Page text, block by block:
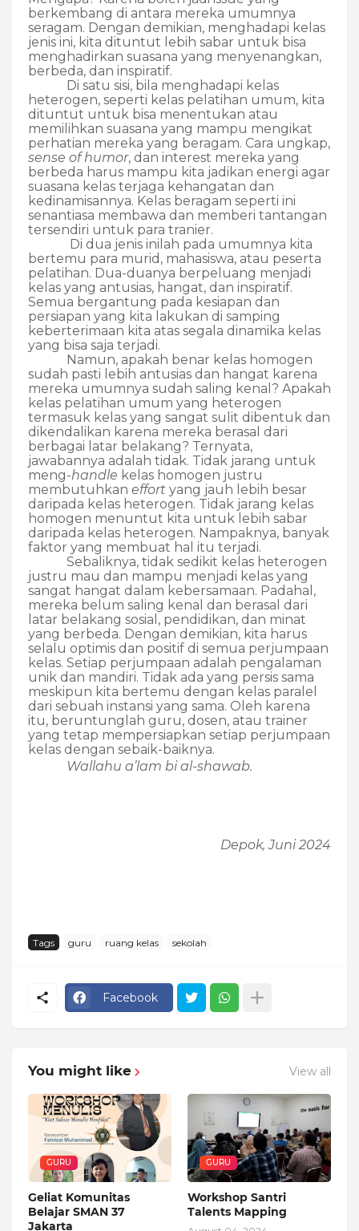
berkembang di antara mereka umumnya
seragam. Dengan demikian, menghadapi kelas
jenis ini, kita dituntut lebih sabar untuk bisa
menghadirkan suasana yang menyenangkan,
berbeda, dan inspiratif.
Di satu sisi, bila menghadapi kelas
heterogen, seperti kelas pelatihan umum, kita
dituntut untuk bisa menentukan atau
memilihkan suasana yang mampu mengikat
perhatian mereka yang beragam. Cara ungkap,
sense of humor, dan interest mereka yang
berbeda harus mampu kita jadikan energi agar
suasana kelas terjaga kehangatan dan
kedinamisannya. Kelas beragam seperti ini
senantiasa membawa dan memberi tantangan
tersendiri untuk para tranier.
Di dua jenis inilah pada umumnya kita
bertemu para murid, mahasiswa, atau peserta
pelatihan. Dua-duanya berpeluang menjadi
kelas yang antusias, hangat, dan inspiratif.
Semua bergantung pada kesiapan dan
persiapan yang kita lakukan di samping
keberterimaan kita atas segala dinamika kelas
yang bisa saja terjadi.
Namun, apakah benar kelas homogen
sudah pasti lebih antusias dan hangat karena
mereka umumnya sudah saling kenal? Apakah
kelas pelatihan umum yang heterogen
termasuk kelas yang sangat sulit dibentuk dan
dikendalikan karena mereka berasal dari
berbagai latar belakang? Ternyata,
jawabannya adalah tidak. Tidak jarang untuk
meng-handle kelas homogen justru
membutuhkan effort yang jauh lebih besar
daripada kelas heterogen. Tidak jarang kelas
homogen menuntut kita untuk lebih sabar
daripada kelas heterogen. Nampaknya, banyak
faktor yang membuat hal itu terjadi.
Sebaliknya, tidak sedikit kelas heterogen
justru mau dan mampu menjadi kelas yang
sangat hangat dalam kebersamaan. Padahal,
mereka belum saling kenal dan berasal dari
latar belakang sosial, pendidikan, dan minat
yang berbeda. Dengan demikian, kita harus
selalu optimis dan positif di semua perjumpaan
kelas. Setiap perjumpaan adalah pengalaman
unik dan mandiri. Tidak ada yang persis sama
meskipun kita bertemu dengan kelas paralel
dari sebuah instansi yang sama. Oleh karena
itu, beruntunglah guru, dosen, atau trainer
yang tetap mempersiapkan setiap perjumpaan
kelas dengan sebaik-baiknya.
Wallahu a’lam bi al-shawab.
Depok, Juni 2024
Tags guru ruang kelas sekolah
Facebook
You might like View all
GURU
Geliat Komunitas
Belajar SMAN 37
Jakarta
GURU
Workshop Santri
Talents Mapping